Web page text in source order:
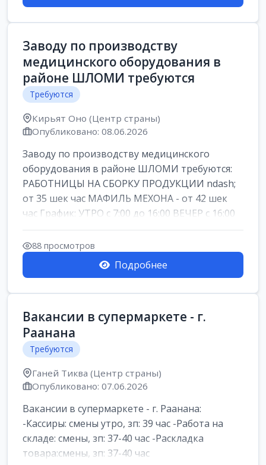
Заводу по производству
медицинского оборудования в
районе ШЛОМИ требуются
Требуются
Кирьят Оно (Центр страны)
Опубликовано: 08.06.2026
Заводу по производству медицинского
оборудования в районе ШЛОМИ требуются:
РАБОТНИЦЫ НА СБОРКУ ПРОДУКЦИИ ndash;
от 35 шек час МАФИЛЬ МЕХОНА - от 42 шек
час График: УТРО с 7:00 до 16:00 ВЕЧЕР с 16:00
д...
88 просмотров
Подробнее
Вакансии в супермаркете - г.
Раанана
Требуются
Ганей Тиква (Центр страны)
Опубликовано: 07.06.2026
Вакансии в супермаркете - г. Раанана:
-Кассиры: смены утро, зп: 39 час -Работа на
складе: смены, зп: 37-40 час -Раскладка
товара:смены, зп: 37-40 час